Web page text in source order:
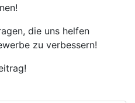
die uns helfen
zu verbessern!